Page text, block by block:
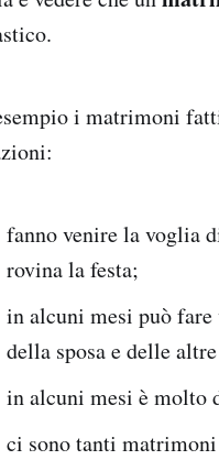
i matrimoni
fanno venire la voglia
rovina la festa;
in alcuni mesi può fare
della sposa e delle
in alcuni mesi è molto
ci sono tanti